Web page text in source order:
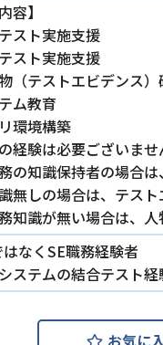
容】
スト実施支援
スト実施支援
（テストエビデンス
ム教育
環境構築
経験は必要ございませ
の知識保持者の場合は
無しの場合は、テスト
知識が無い場合は、人
はなくSE職務経験者
ステムの結合テスト